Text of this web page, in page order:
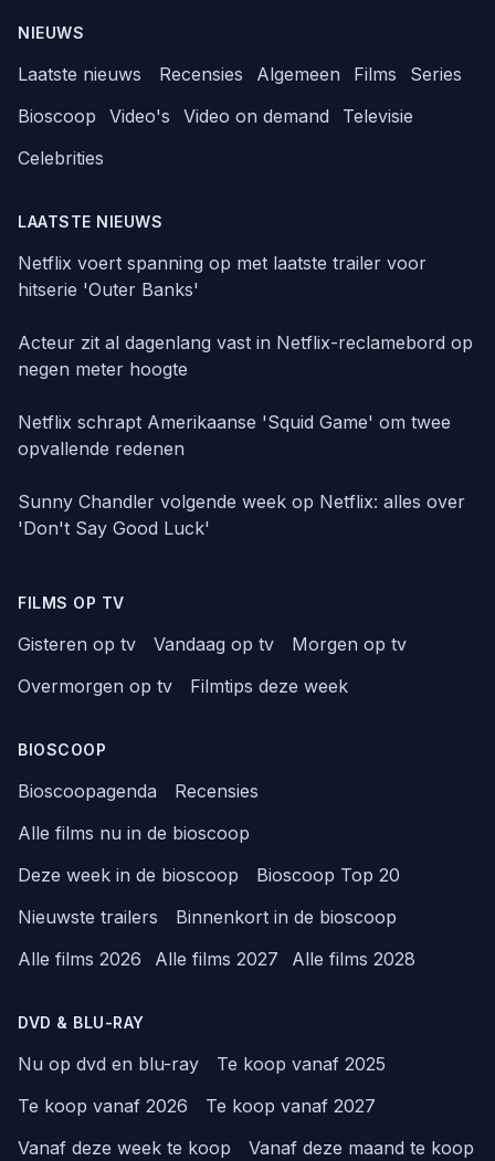
NIEUWS
Laatste nieuws Recensies Algemeen Films
Series
Bioscoop
Video's Video on demand
Televisie
Celebrities
LAATSTE NIEUWS
Netflix voert spanning op met laatste trailer voor
hitserie 'Outer Banks'
Acteur zit al dagenlang vast in Netflix-reclamebord op
negen meter hoogte
Netflix schrapt Amerikaanse 'Squid Game' om twee
opvallende redenen
Sunny Chandler volgende week op Netflix: alles over
'Don't Say Good Luck'
FILMS OP TV
Gisteren op tv Vandaag op tv
Morgen op tv
Overmorgen op tv
Filmtips deze week
BIOSCOOP
Bioscoopagenda
Recensies
Alle films nu in de bioscoop
Deze week in de bioscoop
Bioscoop Top 20
Nieuwste trailers
Binnenkort in de bioscoop
Alle films 2026
Alle films 2027 Alle films 2028
DVD & BLU-RAY
Nu op dvd en blu-ray
Te koop vanaf 2025
Te koop vanaf 2026
Te koop vanaf 2027
Vanaf deze week te koop
Vanaf deze maand te koop